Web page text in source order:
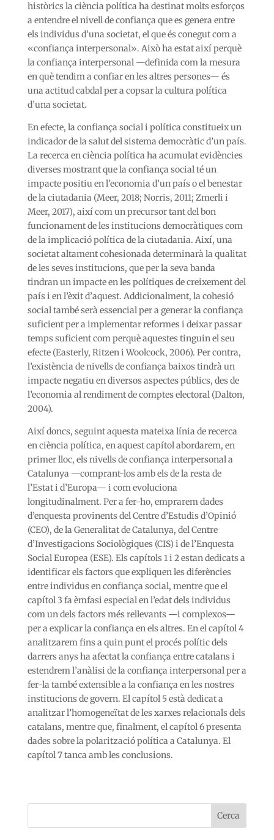
històrics la ciència política ha destinat molts esforços
a entendre el nivell de confiança que es genera entre
els individus d’una societat, el que és conegut com a
«confiança interpersonal». Això ha estat així perquè
la confiança interpersonal —definida com la mesura
en què tendim a confiar en les altres persones— és
una actitud cabdal per a copsar la cultura política
d’una societat.
En efecte, la confiança social i política constitueix un
indicador de la salut del sistema democràtic d’un país.
La recerca en ciència política ha acumulat evidències
diverses mostrant que la confiança social té un
impacte positiu en l’economia d’un país o el benestar
de la ciutadania (Meer, 2018; Norris, 2011; Zmerli i
Meer, 2017), així com un precursor tant del bon
funcionament de les institucions democràtiques com
de la implicació política de la ciutadania. Així, una
societat altament cohesionada determinarà la qualitat
de les seves institucions, que per la seva banda
tindran un impacte en les polítiques de creixement del
país i en l’èxit d’aquest. Addicionalment, la cohesió
social també serà essencial per a generar la confiança
suficient per a implementar reformes i deixar passar
temps suficient com perquè aquestes tinguin el seu
efecte (Easterly, Ritzen i Woolcock, 2006). Per contra,
l’existència de nivells de confiança baixos tindrà un
impacte negatiu en diversos aspectes públics, des de
l’economia al rendiment de comptes electoral (Dalton,
2004).
Així doncs, seguint aquesta mateixa línia de recerca
en ciència política, en aquest capítol abordarem, en
primer lloc, els nivells de confiança interpersonal a
Catalunya —comprant-los amb els de la resta de
l’Estat i d’Europa— i com evoluciona
longitudinalment. Per a fer-ho, emprarem dades
d’enquesta provinents del Centre d’Estudis d’Opinió
(CEO), de la Generalitat de Catalunya, del Centre
d’Investigacions Sociològiques (CIS) i de l’Enquesta
Social Europea (ESE). Els capítols 1 i 2 estan dedicats a
identificar els factors que expliquen les diferències
entre individus en confiança social, mentre que el
capítol 3 fa èmfasi especial en l’edat dels individus
com un dels factors més rellevants —i complexos—
per a explicar la confiança en els altres. En el capítol 4
analitzarem fins a quin punt el procés polític dels
darrers anys ha afectat la confiança entre catalans i
estendrem l’anàlisi de la confiança interpersonal per a
fer-la també extensible a la confiança en les nostres
institucions de govern. El capítol 5 està dedicat a
analitzar l’homogeneïtat de les xarxes relacionals dels
catalans, mentre que, finalment, el capítol 6 presenta
dades sobre la polarització política a Catalunya. El
capítol 7 tanca amb les conclusions.